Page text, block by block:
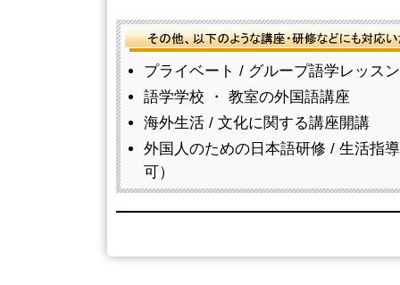
プライベート / グループ語学レッスン
語学学校 ・ 教室の外国語講座
海外生活 / 文化に関する講座開講
外国人のための日本語研修 / 生活指
可）